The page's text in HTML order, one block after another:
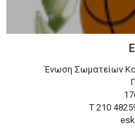
Ένωση Σωματείων
T 210